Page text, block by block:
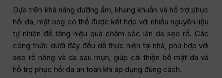
Dựa trên khả năng dưỡng ẩm, kháng khuẩn và hỗ trợ phục
hồi da, mật ong có thể được kết hợp với nhiều nguyên liệu
tự nhiên để tăng hiệu quả chăm sóc làn da sẹo rỗ. Các
công thức dưới đây đều dễ thực hiện tại nhà, phù hợp với
sẹo rỗ nông và da sau mụn, giúp cải thiện bề mặt da và
hỗ trợ phục hồi da an toàn khi áp dụng đúng cách.